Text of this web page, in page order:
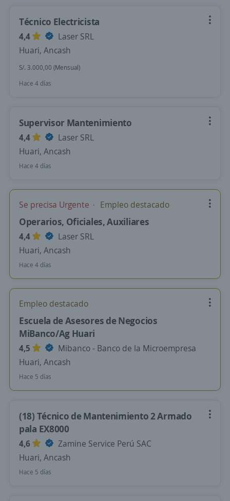
Técnico Electricista
4,4
Laser SRL
Huari, Ancash
S/. 3.000,00 (Mensual)
Hace 4 días
Supervisor Mantenimiento
4,4
Laser SRL
Huari, Ancash
Hace 4 días
Se precisa Urgente Empleo destacado
Operarios, Oficiales, Auxiliares
4,4
Laser SRL
Huari, Ancash
Hace 4 días
Empleo destacado
Escuela de Asesores de Negocios
MiBanco/Ag Huari
4,5
Mibanco - Banco de la Microempresa
Huari, Ancash
Hace 5 días
(18) Técnico de Mantenimiento 2 Armado
pala EX8000
4,6
Zamine Service Perú SAC
Huari, Ancash
Hace 5 días